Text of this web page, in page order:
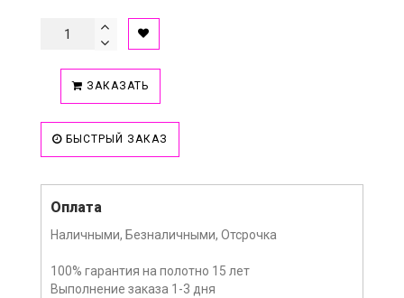
ЗАКАЗАТЬ
БЫСТРЫЙ ЗАКАЗ
Оплата
Наличными, Безналичными, Отсрочка
100% гарантия на полотно 15 лет
Выполнение заказа 1-3 дня